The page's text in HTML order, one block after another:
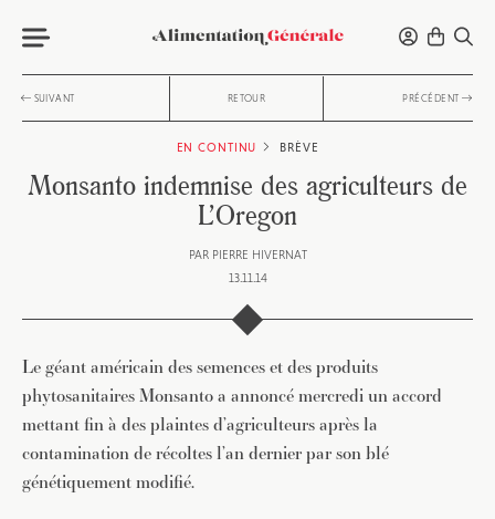
SUIVANT RETOUR PRÉCÉDENT
EN CONTINU BRÈVE
Monsanto indemnise des agriculteurs de
L’Oregon
PAR PIERRE HIVERNAT
13.11.14
Le géant américain des semences et des produits
phytosanitaires Monsanto a annoncé mercredi un accord
mettant fin à des plaintes d’agriculteurs après la
contamination de récoltes l’an dernier par son blé
génétiquement modifié.